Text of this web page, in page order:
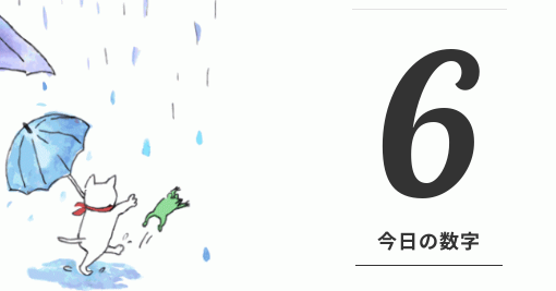
6
今日の数字